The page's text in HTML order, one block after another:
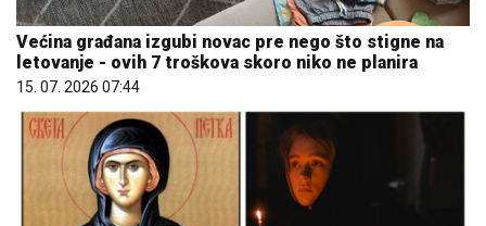
Većina građana izgubi novac pre nego što stigne na
letovanje - ovih 7 troškova skoro niko ne planira
15. 07. 2026 07:44